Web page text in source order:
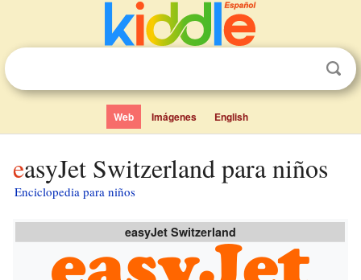
Web Imágenes English
easyJet Switzerland para niños
Enciclopedia para niños
easyJet Switzerland